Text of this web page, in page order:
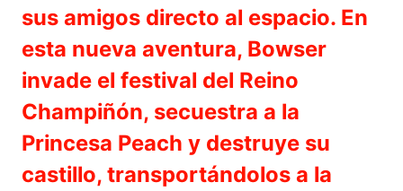
sus amigos directo al espacio. En
esta nueva aventura, Bowser
invade el festival del Reino
Champiñón, secuestra a la
Princesa Peach y destruye su
castillo, transportándolos a la